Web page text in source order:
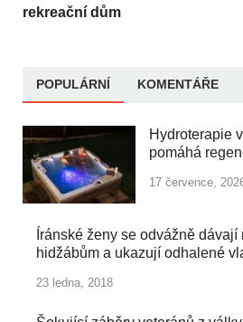
rekreační dům
POPULÁRNÍ KOMENTÁŘE
Hydroterapie
pomáhá
17 července,
Íránské ženy se odvážně dávají
hidžábům a ukazují odhalené
23 ledna, 2018